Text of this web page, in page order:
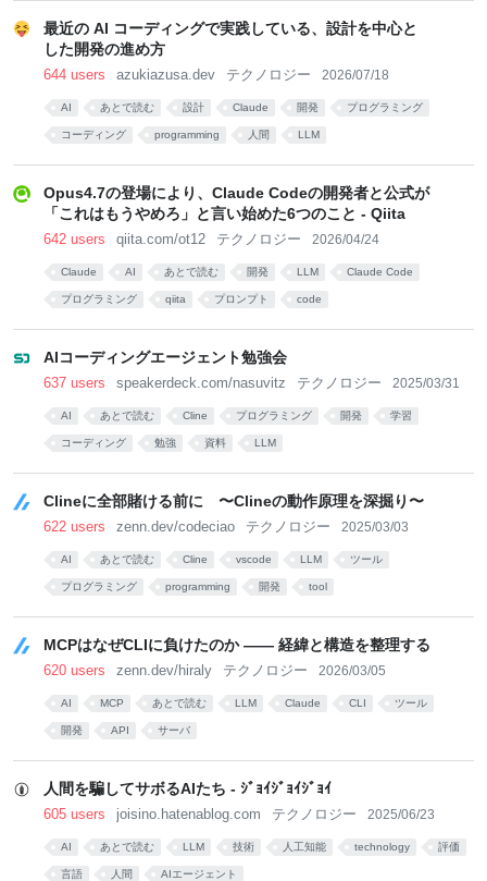
最近の AI コーディングで実践している、設計を中心と
した開発の進め方
644 users azukiazusa.dev テクノロジー 2026/07/18
AI あとで読む 設計 Claude 開発 プログラミング
コーディング programming 人間 LLM
Opus4.7の登場により、Claude Codeの開発者と公式が
「これはもうやめろ」と言い始めた6つのこと - Qiita
642 users qiita.com/ot12 テクノロジー 2026/04/24
Claude AI あとで読む 開発 LLM Claude Code
プログラミング qiita プロンプト code
AIコーディングエージェント勉強会
637 users speakerdeck.com/nasuvitz テクノロジー 2025/03/31
AI あとで読む Cline プログラミング 開発 学習
コーディング 勉強 資料 LLM
Clineに全部賭ける前に 〜Clineの動作原理を深掘り〜
622 users zenn.dev/codeciao テクノロジー 2025/03/03
AI あとで読む Cline vscode LLM ツール
プログラミング programming 開発 tool
MCPはなぜCLIに負けたのか —— 経緯と構造を整理する
620 users zenn.dev/hiraly テクノロジー 2026/03/05
AI MCP あとで読む LLM Claude CLI ツール
開発 API サーバ
人間を騙してサボるAIたち - ｼﾞｮｲｼﾞｮｲｼﾞｮｲ
605 users joisino.hatenablog.com テクノロジー 2025/06/23
AI あとで読む LLM 技術 人工知能 technology 評価
言語 人間 AIエージェント